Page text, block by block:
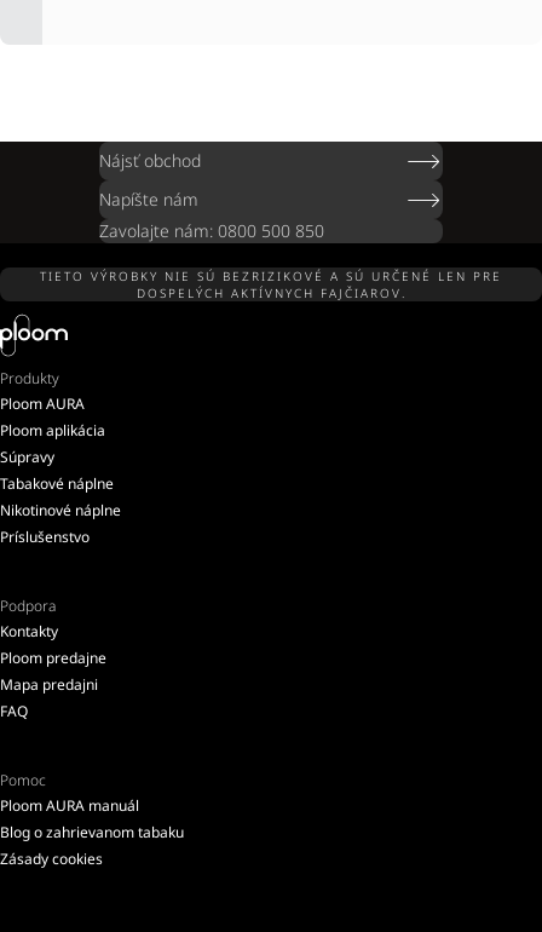
Nájsť obchod
Napíšte nám
Zavolajte nám: 0800 500 850
TIETO VÝROBKY NIE SÚ BEZRIZIKOVÉ A SÚ URČENÉ LEN PRE
DOSPELÝCH AKTÍVNYCH FAJČIAROV.
Produkty
Ploom AURA
Ploom aplikácia
Súpravy
Tabakové náplne
Nikotinové náplne
Príslušenstvo
Podpora
Kontakty
Ploom predajne
Mapa predajni
FAQ
Pomoc
Ploom AURA manuál
Blog o zahrievanom tabaku
Zásady cookies